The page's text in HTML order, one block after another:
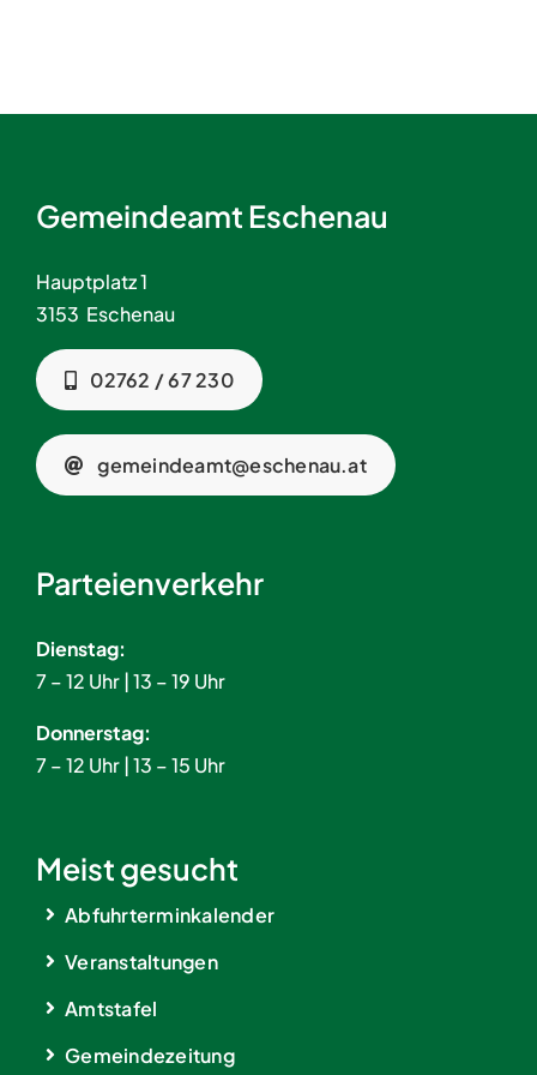
Gemeindeamt Eschenau
Hauptplatz 1
3153 Eschenau
02762 / 67 230
gemeindeamt@eschenau.at
Parteienverkehr
Dienstag:
7 – 12 Uhr | 13 – 19 Uhr
Donnerstag:
7 – 12 Uhr | 13 – 15 Uhr
Meist gesucht
Abfuhrterminkalender
Veranstaltungen
Amtstafel
Gemeindezeitung